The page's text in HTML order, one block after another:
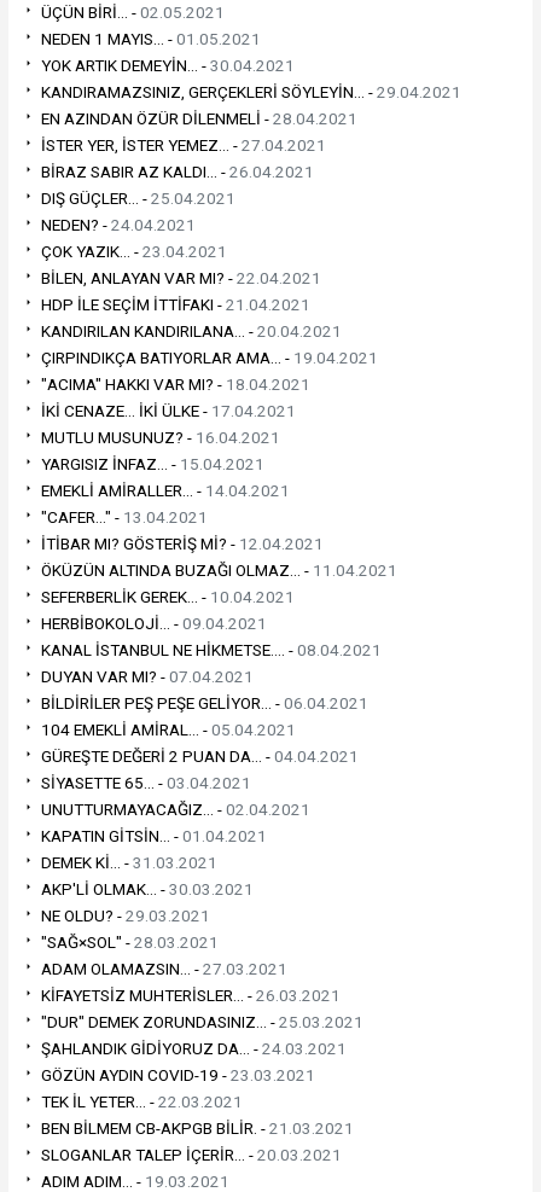
ÜÇÜN BİRİ... -02.05.2021
NEDEN 1 MAYIS... -01.05.2021
YOK ARTIK DEMEYİN... -30.04.2021
KANDIRAMAZSINIZ, GERÇEKLERİ SÖYLEYİN... -29.04.2021
EN AZINDAN ÖZÜR DİLENMELİ -28.04.2021
İSTER YER, İSTER YEMEZ... -27.04.2021
BİRAZ SABIR AZ KALDI... -26.04.2021
DIŞ GÜÇLER... -25.04.2021
NEDEN? -24.04.2021
ÇOK YAZIK... -23.04.2021
BİLEN, ANLAYAN VAR MI? -22.04.2021
HDP İLE SEÇİM İTTİFAKI -21.04.2021
KANDIRILAN KANDIRILANA... -20.04.2021
ÇIRPINDIKÇA BATIYORLAR AMA... - 19.04.2021
"ACIMA" HAKKI VAR MI? - 18.04.2021
İKİ CENAZE... İKİ ÜLKE - 17.04.2021
MUTLU MUSUNUZ? - 16.04.2021
YARGISIZ İNFAZ... - 15.04.2021
EMEKLİ AMİRALLER... - 14.04.2021
"CAFER..." - 13.04.2021
İTİBAR MI? GÖSTERİŞ Mİ? - 12.04.2021
ÖKÜZÜN ALTINDA BUZAĞI OLMAZ... - 11.04.2021
SEFERBERLİK GEREK... - 10.04.2021
HERBİBOKOLOJİ... -09.04.2021
KANAL İSTANBUL NE HİKMETSE.... -08.04.2021
DUYAN VAR MI? -07.04.2021
BİLDİRİLER PEŞ PEŞE GELİYOR... -06.04.2021
104 EMEKLİ AMİRAL... -05.04.2021
GÜREŞTE DEĞERİ 2 PUAN DA... -04.04.2021
SİYASETTE 65... -03.04.2021
UNUTTURMAYACAĞIZ... -02.04.2021
KAPATIN GİTSİN... -01.04.2021
DEMEK Kİ... -31.03.2021
AKP'Lİ OLMAK... -30.03.2021
NE OLDU? -29.03.2021
"SAĞ×SOL" -28.03.2021
ADAM OLAMAZSIN... -27.03.2021
KİFAYETSİZ MUHTERİSLER... -26.03.2021
"DUR" DEMEK ZORUNDASINIZ... -25.03.2021
ŞAHLANDIK GİDİYORUZ DA... -24.03.2021
GÖZÜN AYDIN COVID-19 -23.03.2021
TEK İL YETER... -22.03.2021
BEN BİLMEM CB-AKPGB BİLİR. -21.03.2021
SLOGANLAR TALEP İÇERİR... -20.03.2021
ADIM ADIM... - 19.03.2021